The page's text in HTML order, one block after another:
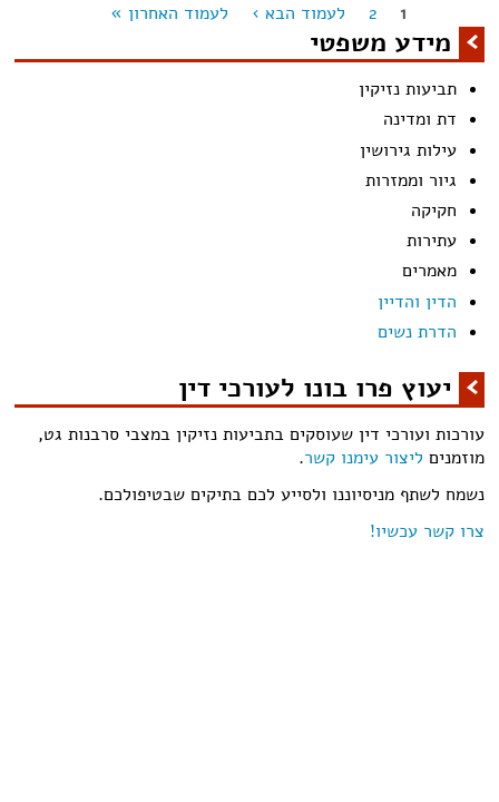
1
2 לעמוד הבא › לעמוד האחרון »
מידע משפטי
תביעות נזיקין
דת ומדינה
עילות גירושין
גיור וממזרות
חקיקה
עתירות
מאמרים
הדין והדיין
הדרת נשים
יעוץ פרו בונו לעורכי דין
עורכות ועורכי דין שעוסקים בתביעות נזיקין במצבי סרבנות גט,
מוזמנים ליצור עימנו קשר.
נשמח לשתף מניסיוננו ולסייע לכם בתיקים שבטיפולכם.
צרו קשר עכשיו!